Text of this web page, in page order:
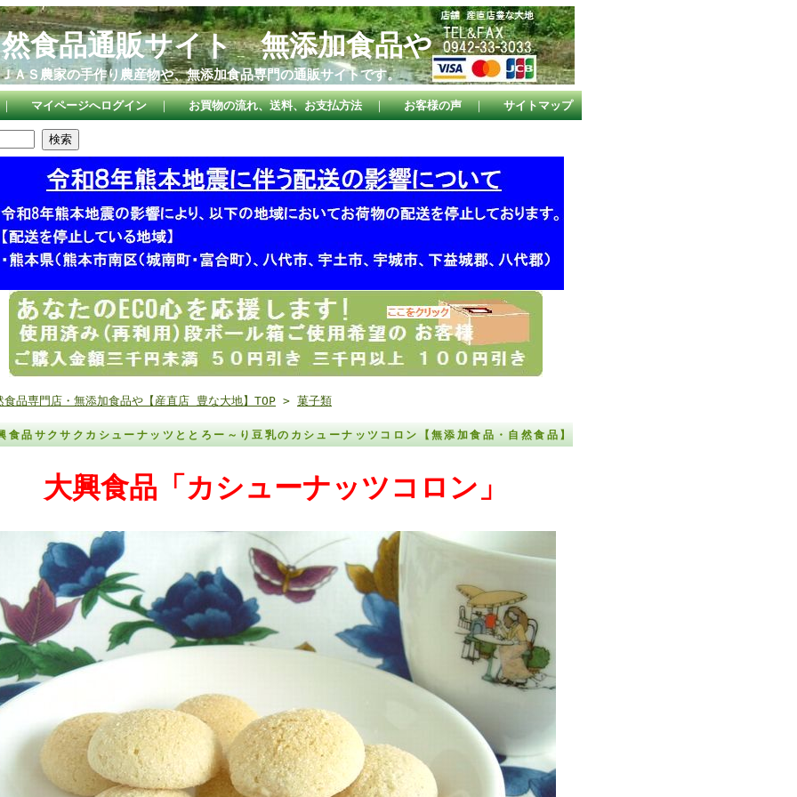
食品通販サイト 無添加食品や
ＡＳ農家の手作り農産物や、無添加食品専門の通販サイトです。
マイページへログイン ｜ お買物の流れ、送料、お支払方法 ｜ お客様の声 ｜ サイトマップ
食品専門店・無添加食品や【産直店 豊な大地】TOP > 菓子類
食品サクサクカシューナッツととろー～り豆乳のカシューナッツコロン【無添加食品・自然食品】
大興食品「カシューナッツコロン」